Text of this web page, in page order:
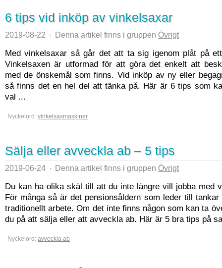
6 tips vid inköp av vinkelsaxar
2019-08-22 · Denna artikel finns i gruppen Övrigt
Med vinkelsaxar så går det att ta sig igenom plåt på
Vinkelsaxen är utformad för att göra det enkelt att
med de önskemål som finns. Vid inköp av ny eller
så finns det en hel del att tänka på. Här är 6 tips som
val ...
Nyckelord: vinkelsaxmaskiner
Sälja eller avveckla ab – 5 tips
2019-06-24 · Denna artikel finns i gruppen Övrigt
Du kan ha olika skäl till att du inte längre vill jobba med
För många så är det pensionsåldern som leder till
traditionellt arbete. Om det inte finns någon som kan ta
du på att sälja eller att avveckla ab. Här är 5 bra tips på
Nyckelord: avveckla ab